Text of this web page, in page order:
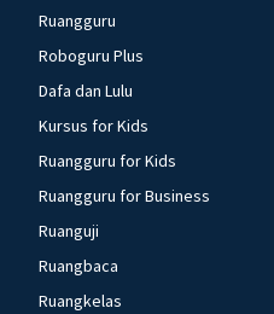
Ruangguru
Roboguru Plus
Dafa dan Lulu
Kursus for Kids
Ruangguru for Kids
Ruangguru for Business
Ruanguji
Ruangbaca
Ruangkelas